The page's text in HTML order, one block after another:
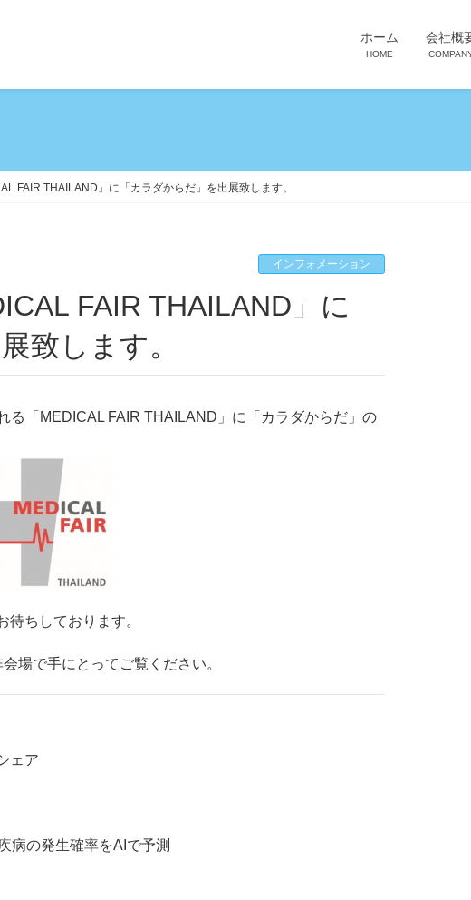
ホーム
HOME
会社概
FAIR THAILAND」に「カラダからだ」を出展致します。
インフォメーション
致します。
る「MEDICAL FAIR THAILAND」に「カラダからだ」の
ちしております。
場で手にとってご覧ください。
ェア
病の発生確率をAIで予測